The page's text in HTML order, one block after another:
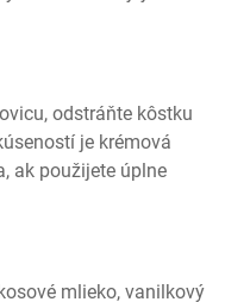
odstráňte kôstku
je krémová
ak použijete úplne
mlieko, vanilkový